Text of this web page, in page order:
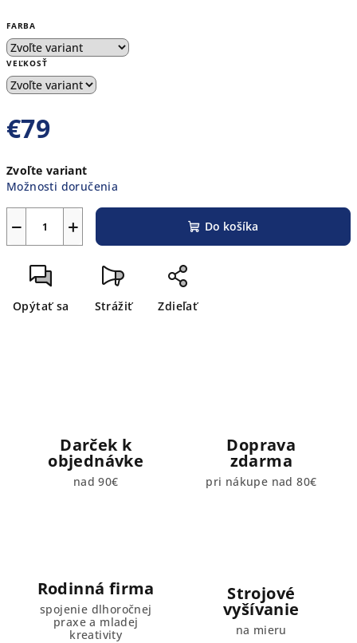
FARBA
VEĽKOSŤ
€79
cena:
Zvoľte variant
Možnosti doručenia
+
− Do košíka
Opýtať sa Strážiť Zdieľať
Darček k
objednávke
nad 90€
Doprava
zdarma
pri nákupe nad 80€
Rodinná firma
spojenie dlhoročnej
praxe a mladej
kreativity
Strojové
vyšívanie
na mieru